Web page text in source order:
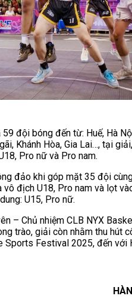
đội bóng đến từ: Huế, Hà
Khánh Hòa, Gia Lai…, tại
Pro nữ và Pro nam.
đảo khi góp mặt 35 đội
địch U18, Pro nam và lọt
U15, Pro nữ.
– Chủ nhiệm CLB NYX
trào, giải còn nhằm thu hút
Sports Festival 2025, đến với